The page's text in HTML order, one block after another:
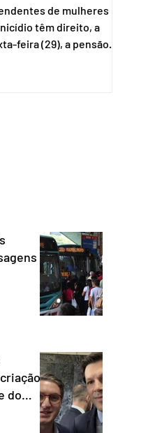
de mulheres
têm direito, a
feira (29), a pensão
do